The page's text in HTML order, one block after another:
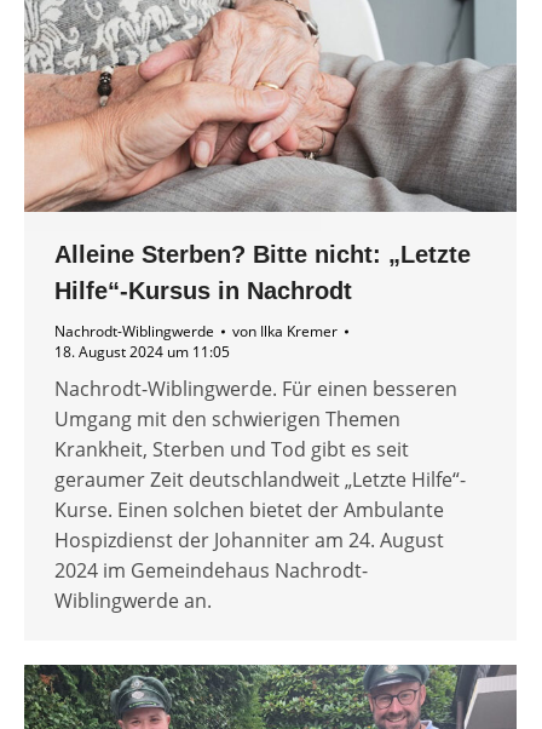
Alleine Sterben? Bitte nicht: „Letzte
Hilfe“-Kursus in Nachrodt
Nachrodt-Wiblingwerde von Ilka Kremer
18. August 2024 um 11:05
Nachrodt-Wiblingwerde. Für einen besseren
Umgang mit den schwierigen Themen
Krankheit, Sterben und Tod gibt es seit
geraumer Zeit deutschlandweit „Letzte Hilfe“-
Kurse. Einen solchen bietet der Ambulante
Hospizdienst der Johanniter am 24. August
2024 im Gemeindehaus Nachrodt-
Wiblingwerde an.